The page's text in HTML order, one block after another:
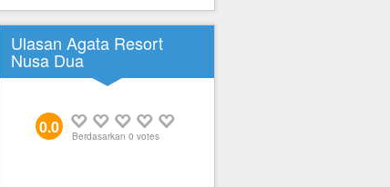
Ulasan Agata Resort
Nusa Dua
0.0 Berdasarkan 0 votes